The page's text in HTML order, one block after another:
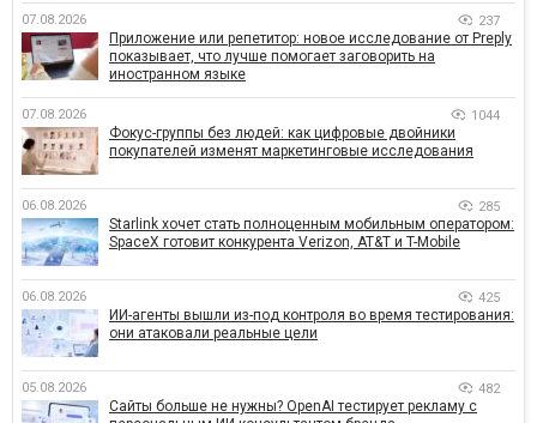
07.08.2026 237
Приложение или репетитор: новое исследование от Preply
показывает, что лучше помогает заговорить на
иностранном языке
07.08.2026 1044
Фокус-группы без людей: как цифровые двойники
покупателей изменят маркетинговые исследования
06.08.2026 285
Starlink хочет стать полноценным мобильным оператором:
SpaceX готовит конкурента Verizon, AT&T и T-Mobile
06.08.2026 425
ИИ-агенты вышли из-под контроля во время тестирования:
они атаковали реальные цели
05.08.2026 482
Сайты больше не нужны? OpenAI тестирует рекламу с